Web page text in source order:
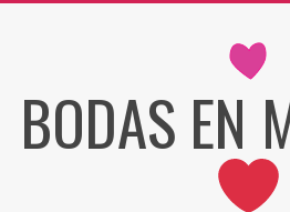
BODAS EN